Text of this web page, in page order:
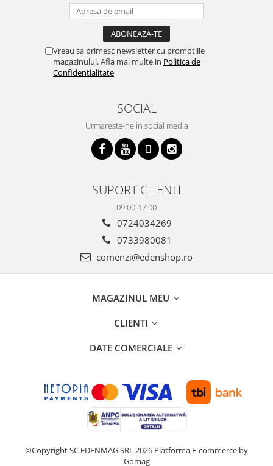
Vreau sa primesc newsletter cu promotiile
magazinului. Afla mai multe in Politica de
Confidentialitate
SOCIAL
Urmareste-ne in social media
SUPORT CLIENTI
09.00-17.00
0724034269
0733980081
comenzi@edenshop.ro
MAGAZINUL MEU
CLIENTI
DATE COMERCIALE
©Copyright SC EDENMAG SRL 2026 Platforma E-commerce by
Gomag